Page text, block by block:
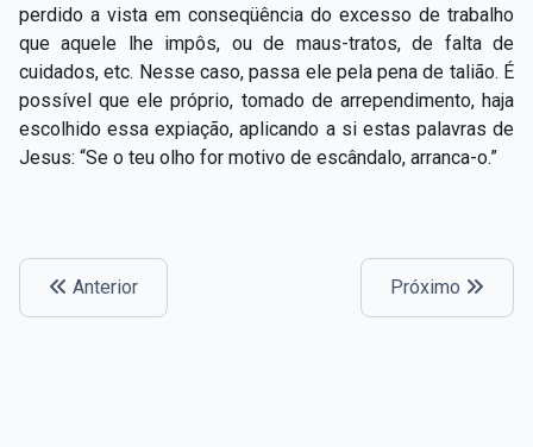
perdido a vista em conseqüência do excesso de trabalho
que aquele lhe impôs, ou de maus-tratos, de falta de
cuidados, etc. Nesse caso, passa ele pela pena de talião. É
possível que ele próprio, tomado de arrependimento, haja
escolhido essa expiação, aplicando a si estas palavras de
Jesus: “Se o teu olho for motivo de escândalo, arranca-o.”
Anterior Próximo